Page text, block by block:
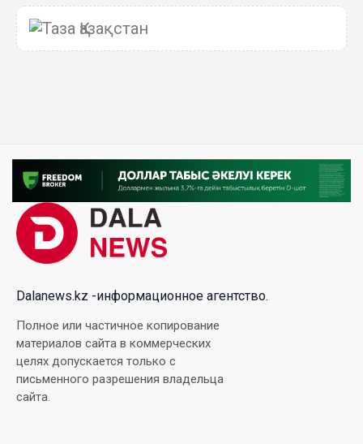
приблизить государство к человеку –Жанара
Джигитекова
Новая глава для Xiaomi EV: Xiaomi представила
техническую архитектуру Xiaomi Kunlun и серию
Xiaomi SkyNomad
В Луну врежется 12-метровый фрагмент ракеты
Falcon 9: ученые готовятся к наблюдениям
03 Авг. 2026 15:49
Dalanews.kz -информационное агентство.
Полное или частичное копирование
материалов сайта в коммерческих
целях допускается только с
письменного разрешения владельца
сайта.